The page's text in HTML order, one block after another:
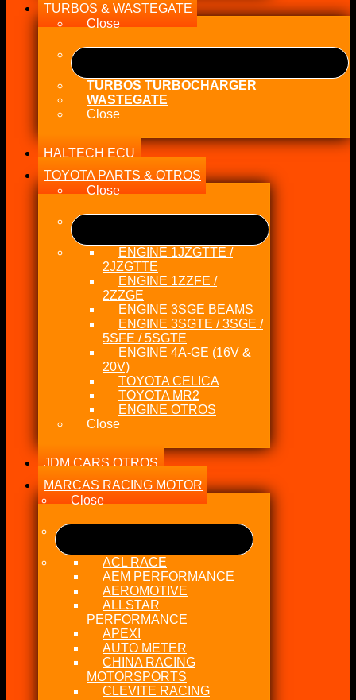
TURBOS & WASTEGATE
Close
TURBOS TURBOCHARGER
WASTEGATE
Close
HALTECH ECU
TOYOTA PARTS & OTROS
Close
ENGINE 1JZGTTE /
2JZGTTE
ENGINE 1ZZFE /
2ZZGE
ENGINE 3SGE BEAMS
ENGINE 3SGTE / 3SGE /
5SFE / 5SGTE
ENGINE 4A-GE (16V &
20V)
TOYOTA CELICA
TOYOTA MR2
ENGINE OTROS
Close
JDM CARS OTROS
MARCAS RACING MOTOR
Close
ACL RACE
AEM PERFORMANCE
AEROMOTIVE
ALLSTAR
PERFORMANCE
APEXI
AUTO METER
CHINA RACING
MOTORSPORTS
CLEVITE RACING